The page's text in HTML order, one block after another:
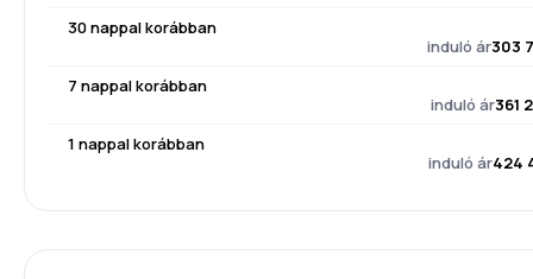
30 nappal korábban
induló ár303
7 nappal korábban
induló ár361
1 nappal korábban
induló ár424